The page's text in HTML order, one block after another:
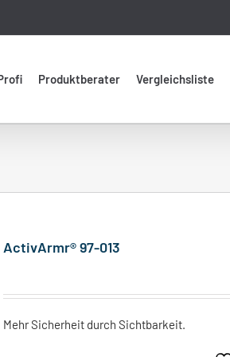
Produktberater Vergleichsliste
ActivArmr® 97-013
Mehr Sicherheit durch Sichtbarkeit.